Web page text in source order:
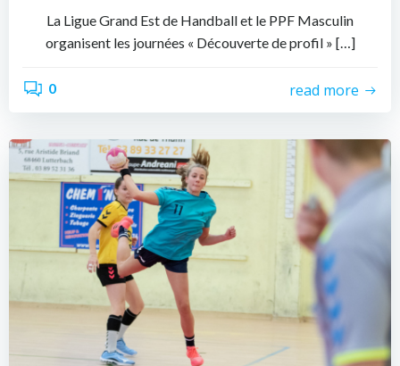
La Ligue Grand Est de Handball et le PPF Masculin
organisent les journées « Découverte de profil » […]
0 read more